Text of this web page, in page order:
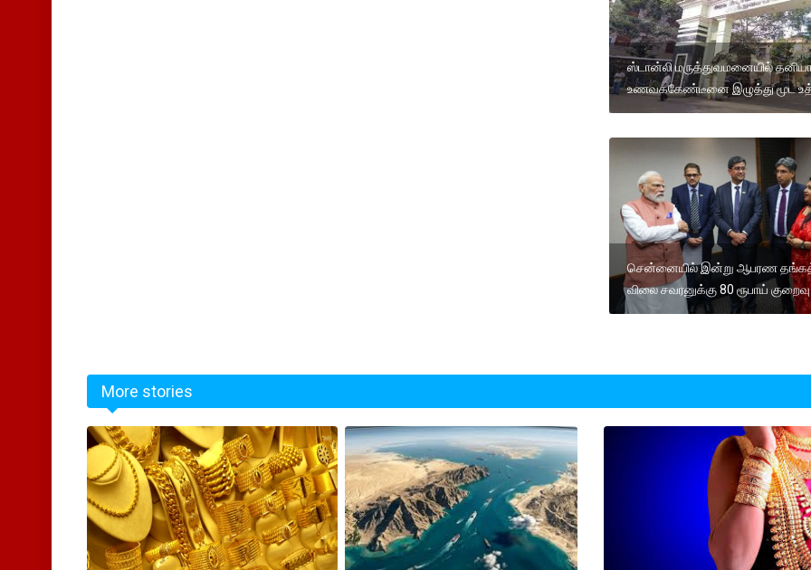
ஸ்டான்லி மருத்துவமனையில்
உணவககேண்டீனை இழுத்து மூட
சென்னையில் இன்று ஆபரண
விலை சவரனுக்கு 80 ரூபாய்
More stories